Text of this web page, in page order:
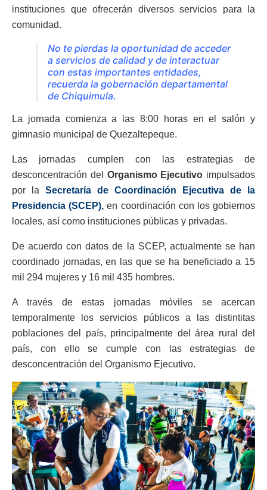
instituciones que ofrecerán diversos servicios para la
comunidad.
No te pierdas la oportunidad de acceder
a servicios de calidad y de interactuar
con estas importantes entidades,
recuerda la gobernación departamental
de Chiquimula.
La jornada comienza a las 8:00 horas en el salón y
gimnasio municipal de Quezaltepeque.
Las jornadas cumplen con las estrategias de
desconcentración del Organismo Ejecutivo impulsados
por la Secretaría de Coordinación Ejecutiva de la
Presidencia (SCEP), en coordinación con los gobiernos
locales, así como instituciones públicas y privadas.
De acuerdo con datos de la SCEP, actualmente se han
coordinado jornadas, en las que se ha beneficiado a 15
mil 294 mujeres y 16 mil 435 hombres.
A través de estas jornadas móviles se acercan
temporalmente los servicios públicos a las distintitas
poblaciones del país, principalmente del área rural del
país, con ello se cumple con las estrategias de
desconcentración del Organismo Ejecutivo.